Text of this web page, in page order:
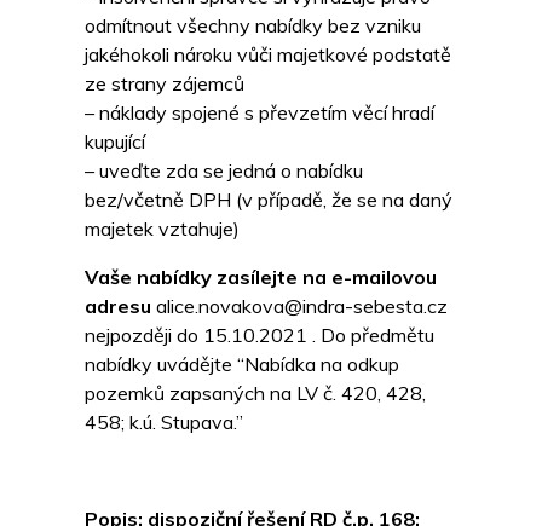
odmítnout všechny nabídky bez vzniku
jakéhokoli nároku vůči majetkové podstatě
ze strany zájemců
– náklady spojené s převzetím věcí hradí
kupující
– uveďte zda se jedná o nabídku
bez/včetně DPH (v případě, že se na daný
majetek vztahuje)
Vaše nabídky zasílejte na e-mailovou
adresu alice.novakova@indra-sebesta.cz
nejpozději do 15.10.2021 . Do předmětu
nabídky uvádějte “Nabídka na odkup
pozemků zapsaných na LV č. 420, 428,
458; k.ú. Stupava.”
Popis; dispoziční řešení RD č.p. 168: